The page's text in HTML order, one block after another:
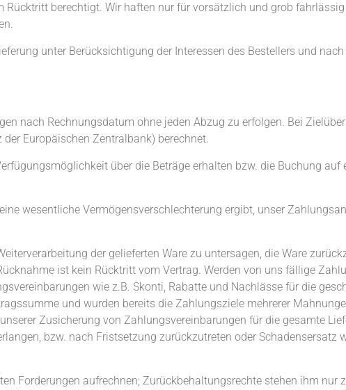
Rücktritt berechtigt. Wir haften nur für vorsätzlich und grob fahrlässig
unter Berücksichtigung der Interessen des Bestellers und
nach Rechnungsdatum ohne jeden Abzug zu erfolgen. Bei
Europäischen Zentralbank) berechnet.
über die Beträge erhalten bzw. die Buchung auf
wesentliche Vermögensverschlechterung ergibt, unser
der gelieferten Ware zu untersagen, die Ware
ist kein Rücktritt vom Vertrag. Werden von uns fällige
wie z.B. Skonti, Rabatte und Nachlässe für die
und wurden bereits die Zahlungsziele mehrerer
Zusicherung von Zahlungsvereinbarungen für die gesamte
bzw. nach Fristsetzung zurückzutreten oder Schadensersatz
Forderungen aufrechnen; Zurückbehaltungsrechte stehen ihm nur